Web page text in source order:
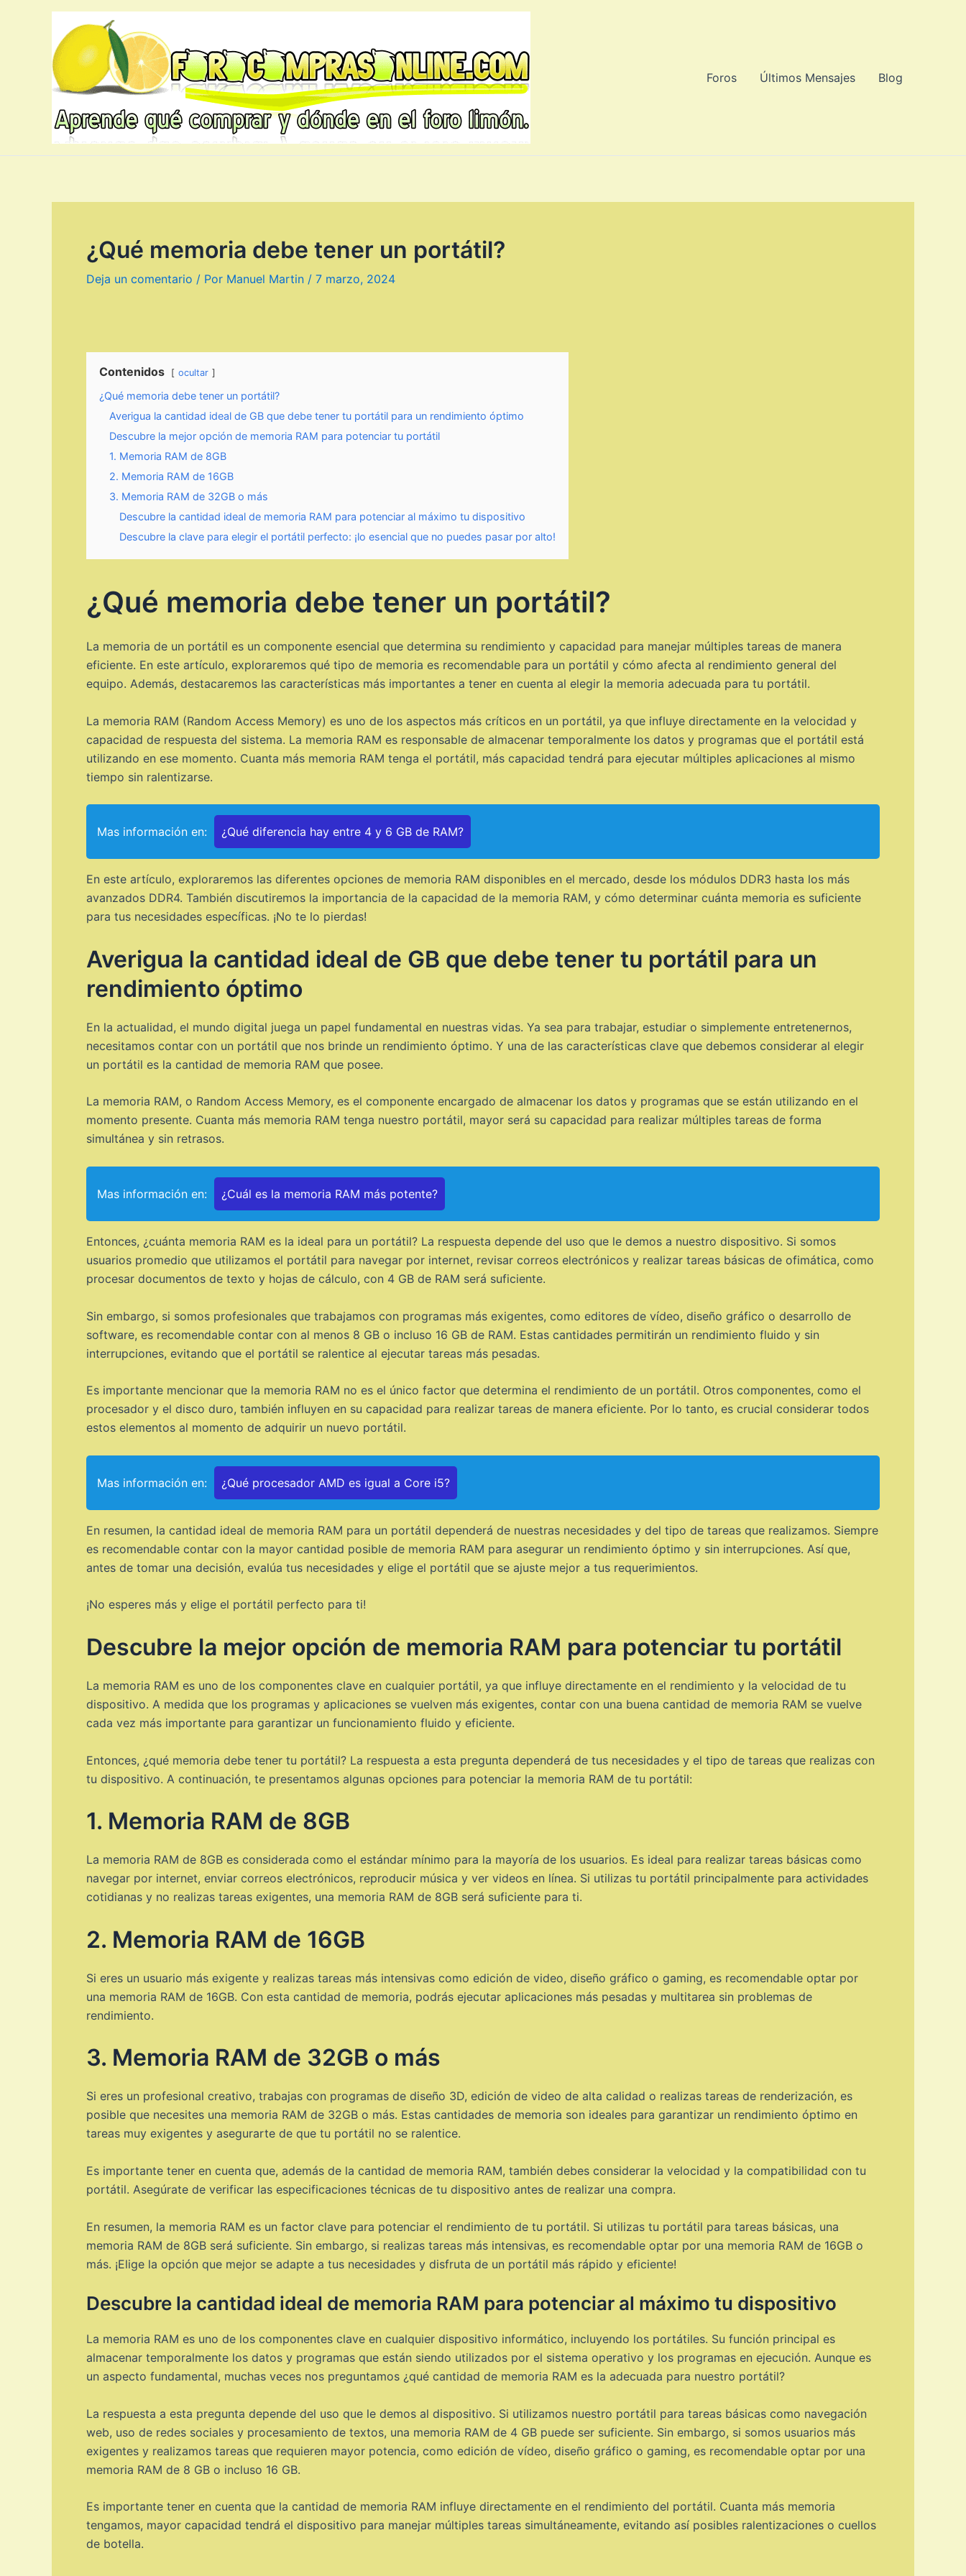
Foros Últimos Mensajes Blog
¿Qué memoria debe tener un portátil?
Deja un comentario / Por Manuel Martin / 7 marzo, 2024
Contenidos ocultar
¿Qué memoria debe tener un portátil?
Averigua la cantidad ideal de GB que debe tener tu portátil para un rendimiento óptimo
Descubre la mejor opción de memoria RAM para potenciar tu portátil
1. Memoria RAM de 8GB
2. Memoria RAM de 16GB
3. Memoria RAM de 32GB o más
Descubre la cantidad ideal de memoria RAM para potenciar al máximo tu dispositivo
Descubre la clave para elegir el portátil perfecto: ¡lo esencial que no puedes pasar por alto!
¿Qué memoria debe tener un portátil?
La memoria de un portátil es un componente esencial que determina su rendimiento y capacidad para manejar múltiples tareas de manera
eficiente. En este artículo, exploraremos qué tipo de memoria es recomendable para un portátil y cómo afecta al rendimiento general del
equipo. Además, destacaremos las características más importantes a tener en cuenta al elegir la memoria adecuada para tu portátil.
La memoria RAM (Random Access Memory) es uno de los aspectos más críticos en un portátil, ya que influye directamente en la velocidad y
capacidad de respuesta del sistema. La memoria RAM es responsable de almacenar temporalmente los datos y programas que el portátil está
utilizando en ese momento. Cuanta más memoria RAM tenga el portátil, más capacidad tendrá para ejecutar múltiples aplicaciones al mismo
tiempo sin ralentizarse.
Mas información en: ¿Qué diferencia hay entre 4 y 6 GB de RAM?
En este artículo, exploraremos las diferentes opciones de memoria RAM disponibles en el mercado, desde los módulos DDR3 hasta los más
avanzados DDR4. También discutiremos la importancia de la capacidad de la memoria RAM, y cómo determinar cuánta memoria es suficiente
para tus necesidades específicas. ¡No te lo pierdas!
Averigua la cantidad ideal de GB que debe tener tu portátil para un
rendimiento óptimo
En la actualidad, el mundo digital juega un papel fundamental en nuestras vidas. Ya sea para trabajar, estudiar o simplemente entretenernos,
necesitamos contar con un portátil que nos brinde un rendimiento óptimo. Y una de las características clave que debemos considerar al elegir
un portátil es la cantidad de memoria RAM que posee.
La memoria RAM, o Random Access Memory, es el componente encargado de almacenar los datos y programas que se están utilizando en el
momento presente. Cuanta más memoria RAM tenga nuestro portátil, mayor será su capacidad para realizar múltiples tareas de forma
simultánea y sin retrasos.
Mas información en: ¿Cuál es la memoria RAM más potente?
Entonces, ¿cuánta memoria RAM es la ideal para un portátil? La respuesta depende del uso que le demos a nuestro dispositivo. Si somos
usuarios promedio que utilizamos el portátil para navegar por internet, revisar correos electrónicos y realizar tareas básicas de ofimática, como
procesar documentos de texto y hojas de cálculo, con 4 GB de RAM será suficiente.
Sin embargo, si somos profesionales que trabajamos con programas más exigentes, como editores de vídeo, diseño gráfico o desarrollo de
software, es recomendable contar con al menos 8 GB o incluso 16 GB de RAM. Estas cantidades permitirán un rendimiento fluido y sin
interrupciones, evitando que el portátil se ralentice al ejecutar tareas más pesadas.
Es importante mencionar que la memoria RAM no es el único factor que determina el rendimiento de un portátil. Otros componentes, como el
procesador y el disco duro, también influyen en su capacidad para realizar tareas de manera eficiente. Por lo tanto, es crucial considerar todos
estos elementos al momento de adquirir un nuevo portátil.
Mas información en: ¿Qué procesador AMD es igual a Core i5?
En resumen, la cantidad ideal de memoria RAM para un portátil dependerá de nuestras necesidades y del tipo de tareas que realizamos. Siempre
es recomendable contar con la mayor cantidad posible de memoria RAM para asegurar un rendimiento óptimo y sin interrupciones. Así que,
antes de tomar una decisión, evalúa tus necesidades y elige el portátil que se ajuste mejor a tus requerimientos.
¡No esperes más y elige el portátil perfecto para ti!
Descubre la mejor opción de memoria RAM para potenciar tu portátil
La memoria RAM es uno de los componentes clave en cualquier portátil, ya que influye directamente en el rendimiento y la velocidad de tu
dispositivo. A medida que los programas y aplicaciones se vuelven más exigentes, contar con una buena cantidad de memoria RAM se vuelve
cada vez más importante para garantizar un funcionamiento fluido y eficiente.
Entonces, ¿qué memoria debe tener tu portátil? La respuesta a esta pregunta dependerá de tus necesidades y el tipo de tareas que realizas con
tu dispositivo. A continuación, te presentamos algunas opciones para potenciar la memoria RAM de tu portátil:
1. Memoria RAM de 8GB
La memoria RAM de 8GB es considerada como el estándar mínimo para la mayoría de los usuarios. Es ideal para realizar tareas básicas como
navegar por internet, enviar correos electrónicos, reproducir música y ver videos en línea. Si utilizas tu portátil principalmente para actividades
cotidianas y no realizas tareas exigentes, una memoria RAM de 8GB será suficiente para ti.
2. Memoria RAM de 16GB
Si eres un usuario más exigente y realizas tareas más intensivas como edición de video, diseño gráfico o gaming, es recomendable optar por
una memoria RAM de 16GB. Con esta cantidad de memoria, podrás ejecutar aplicaciones más pesadas y multitarea sin problemas de
rendimiento.
3. Memoria RAM de 32GB o más
Si eres un profesional creativo, trabajas con programas de diseño 3D, edición de video de alta calidad o realizas tareas de renderización, es
posible que necesites una memoria RAM de 32GB o más. Estas cantidades de memoria son ideales para garantizar un rendimiento óptimo en
tareas muy exigentes y asegurarte de que tu portátil no se ralentice.
Es importante tener en cuenta que, además de la cantidad de memoria RAM, también debes considerar la velocidad y la compatibilidad con tu
portátil. Asegúrate de verificar las especificaciones técnicas de tu dispositivo antes de realizar una compra.
En resumen, la memoria RAM es un factor clave para potenciar el rendimiento de tu portátil. Si utilizas tu portátil para tareas básicas, una
memoria RAM de 8GB será suficiente. Sin embargo, si realizas tareas más intensivas, es recomendable optar por una memoria RAM de 16GB o
más. ¡Elige la opción que mejor se adapte a tus necesidades y disfruta de un portátil más rápido y eficiente!
Descubre la cantidad ideal de memoria RAM para potenciar al máximo tu dispositivo
La memoria RAM es uno de los componentes clave en cualquier dispositivo informático, incluyendo los portátiles. Su función principal es
almacenar temporalmente los datos y programas que están siendo utilizados por el sistema operativo y los programas en ejecución. Aunque es
un aspecto fundamental, muchas veces nos preguntamos ¿qué cantidad de memoria RAM es la adecuada para nuestro portátil?
La respuesta a esta pregunta depende del uso que le demos al dispositivo. Si utilizamos nuestro portátil para tareas básicas como navegación
web, uso de redes sociales y procesamiento de textos, una memoria RAM de 4 GB puede ser suficiente. Sin embargo, si somos usuarios más
exigentes y realizamos tareas que requieren mayor potencia, como edición de vídeo, diseño gráfico o gaming, es recomendable optar por una
memoria RAM de 8 GB o incluso 16 GB.
Es importante tener en cuenta que la cantidad de memoria RAM influye directamente en el rendimiento del portátil. Cuanta más memoria
tengamos, mayor capacidad tendrá el dispositivo para manejar múltiples tareas simultáneamente, evitando así posibles ralentizaciones o cuellos
de botella.